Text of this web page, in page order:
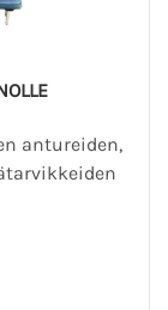
antureiden,